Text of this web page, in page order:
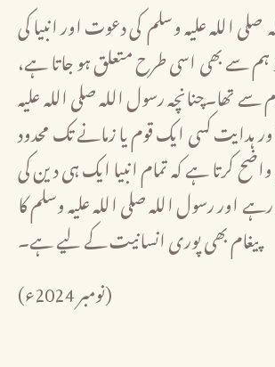
اللہ علیہ وسلم کی دعوت اور انبیا کی
ہم سے بھی اسی طرح متعلق ہو جاتا ہے،
تھا۔چنانچہ رسول اللہ صلی اللہ علیہ
ہدایت کسی ایک قوم یا زمانے تک محدود
کرتا ہے کہ تمام انبیا ایک ہی دین کی
اور رسول اللہ صلی اللہ علیہ وسلم کا
پیغام بھی پوری انسانیت کے لیے ہے۔
(نومبر 2024ء)